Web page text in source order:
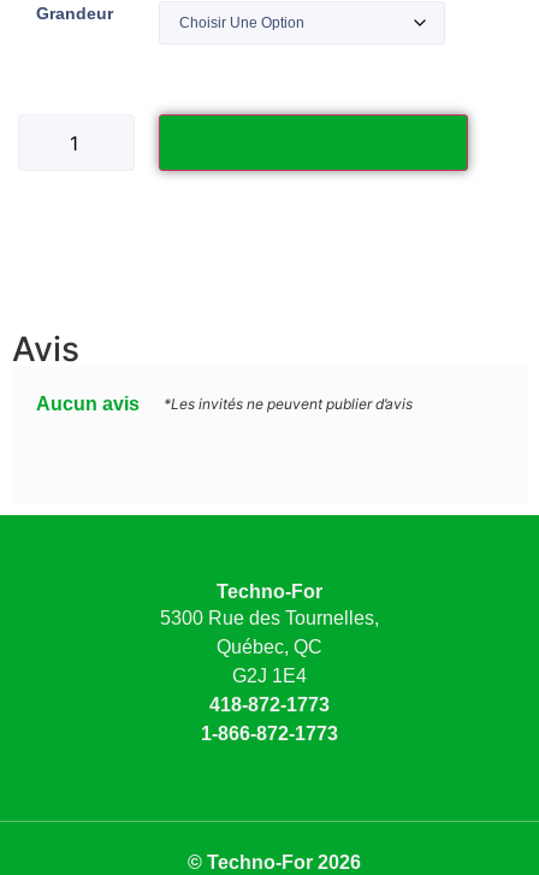
Grandeur
Avis
Aucun avis *Les invités ne peuvent publier d’avis
Techno-For
5300 Rue des Tournelles,
Québec, QC
G2J 1E4
418-872-1773
1-866-872-1773
© Techno-For 2026